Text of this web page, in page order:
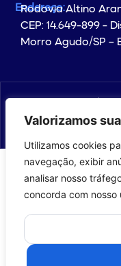
Valorizamos
Utilizamos cookies
navegação, exibir
analisar nosso
concorda com nosso
Endereço:
Rodovia Altino
CEP: 14.649-899 -
Morro Agudo/SP –